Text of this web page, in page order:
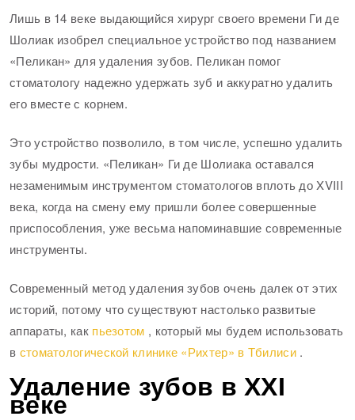
Лишь в 14 веке выдающийся хирург своего времени Ги де
Шолиак изобрел специальное устройство под названием
«Пеликан» для удаления зубов. Пеликан помог
стоматологу надежно удержать зуб и аккуратно удалить
его вместе с корнем.
Это устройство позволило, в том числе, успешно удалить
зубы мудрости. «Пеликан» Ги де Шолиака оставался
незаменимым инструментом стоматологов вплоть до XVIII
века, когда на смену ему пришли более совершенные
приспособления, уже весьма напоминавшие современные
инструменты.
Современный метод удаления зубов очень далек от этих
историй, потому что существуют настолько развитые
аппараты, как пьезотом , который мы будем использовать
в стоматологической клинике «Рихтер» в Тбилиси.
Удаление зубов в XXI
веке